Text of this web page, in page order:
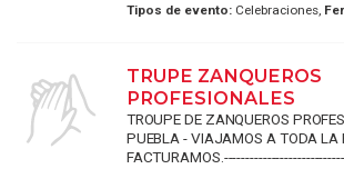
Tipos de evento:Celebraciones,
TRUPE ZANQUEROS
PROFESIONALES
TROUPE DE ZANQUEROS
PUEBLA - VIAJAMOS A TODA LA